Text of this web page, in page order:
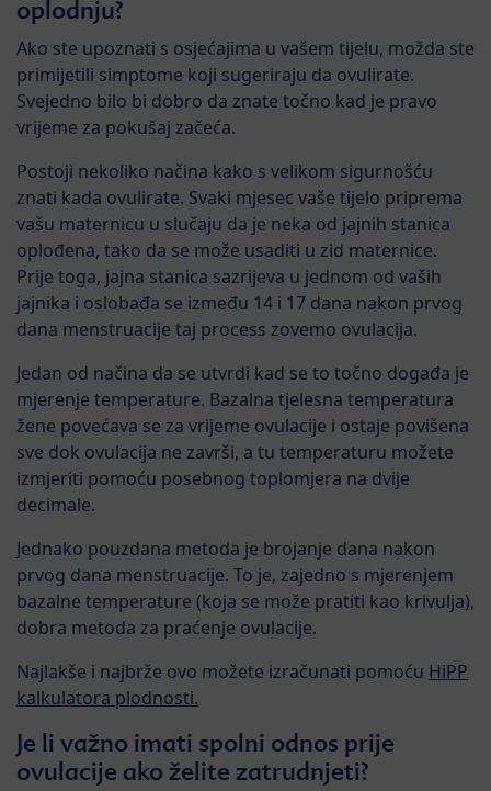
oplodnju?
Ako ste upoznati s osjećajima u vašem tijelu, možda ste
primijetili simptome koji sugeriraju da ovulirate.
Svejedno bilo bi dobro da znate točno kad je pravo
vrijeme za pokušaj začeća.
Postoji nekoliko načina kako s velikom sigurnošću
znati kada ovulirate. Svaki mjesec vaše tijelo priprema
vašu maternicu u slučaju da je neka od jajnih stanica
oplođena, tako da se može usaditi u zid maternice.
Prije toga, jajna stanica sazrijeva u jednom od vaših
jajnika i oslobađa se između 14 i 17 dana nakon prvog
dana menstruacije taj process zovemo ovulacija.
Jedan od načina da se utvrdi kad se to točno događa je
mjerenje temperature. Bazalna tjelesna temperatura
žene povećava se za vrijeme ovulacije i ostaje povišena
sve dok ovulacija ne završi, a tu temperaturu možete
izmjeriti pomoću posebnog toplomjera na dvije
decimale.
Jednako pouzdana metoda je brojanje dana nakon
prvog dana menstruacije. To je, zajedno s mjerenjem
bazalne temperature (koja se može pratiti kao krivulja),
dobra metoda za praćenje ovulacije.
Najlakše i najbrže ovo možete izračunati pomoću HiPP
kalkulatora plodnosti.
Je li važno imati spolni odnos prije
ovulacije ako želite zatrudnjeti?